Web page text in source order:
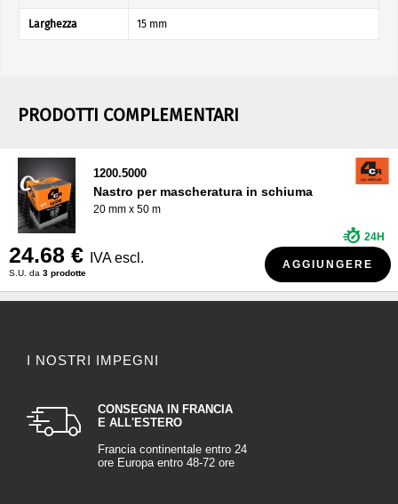
Larghezza 15 mm
PRODOTTI COMPLEMENTARI
1200.5000
Nastro per mascheratura in schiuma
20 mm x 50 m
24.68 € IVA escl.
S.U. da 3 prodotte
24H
AGGIUNGERE
I NOSTRI IMPEGNI
CONSEGNA IN FRANCIA
E ALL'ESTERO
Francia continentale entro 24
ore Europa entro 48-72 ore